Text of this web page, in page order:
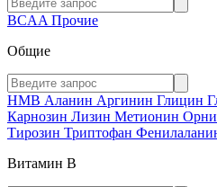
BCAA Прочие
Общие
HMB Аланин Аргинин Глицин
Карнозин Лизин Метионин
Тирозин Триптофан
Витамин В